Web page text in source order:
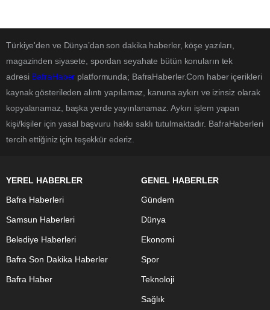
Türkiye'den ve Dünya’dan son dakika haberler, köşe yazıları,
magazinden siyasete, spordan seyahate bütün konuların tek
adresi BafraHaber platformunda; BafraHaberler.Com haber içerikleri
kaynak gösterileden alıntı yapılamaz, kanuna aykırı ve izinsiz olarak
kopyalanamaz, başka yerde yayınlanamaz. Aykırı işlem yapan
kişi/kişiler için yasal başvuru hakkı saklı tutulmaktadır. BafraHaberleri
tercih ettiğiniz için teşekkür ederiz.
YEREL HABERLER
Bafra Haberleri
Samsun Haberleri
Belediye Haberleri
Bafra Son Dakika Haberler
Bafra Haber
GENEL HABERLER
Gündem
Dünya
Ekonomi
Spor
Teknoloji
Sağlık